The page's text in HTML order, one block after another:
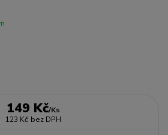
149 Kč/Ks
123 Kč bez DPH